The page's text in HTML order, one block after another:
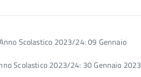
Scolastico 2023/24: 09 Gennaio
Scolastico 2023/24: 30 Gennaio 2023